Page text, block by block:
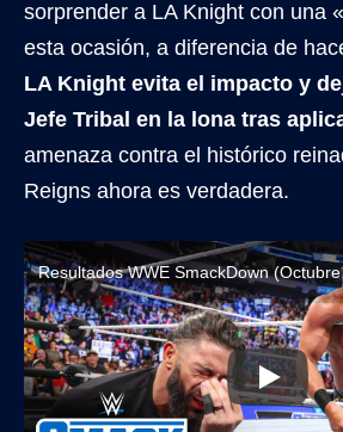
sorprender a LA Knight con una
esta ocasión, a diferencia de
LA Knight evita el impacto y
Jefe Tribal en la lona tras
amenaza contra el histórico
Reigns ahora es verdadera.
Resultados WWE SmackDown